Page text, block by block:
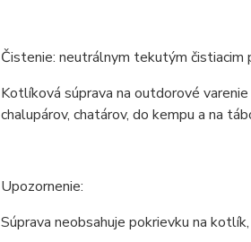
Čistenie: neutrálnym tekutým čistiacim
Kotlíková súprava na outdorové
chalupárov, chatárov, do kempu a na
Upozornenie:
Súprava neobsahuje pokrievku na